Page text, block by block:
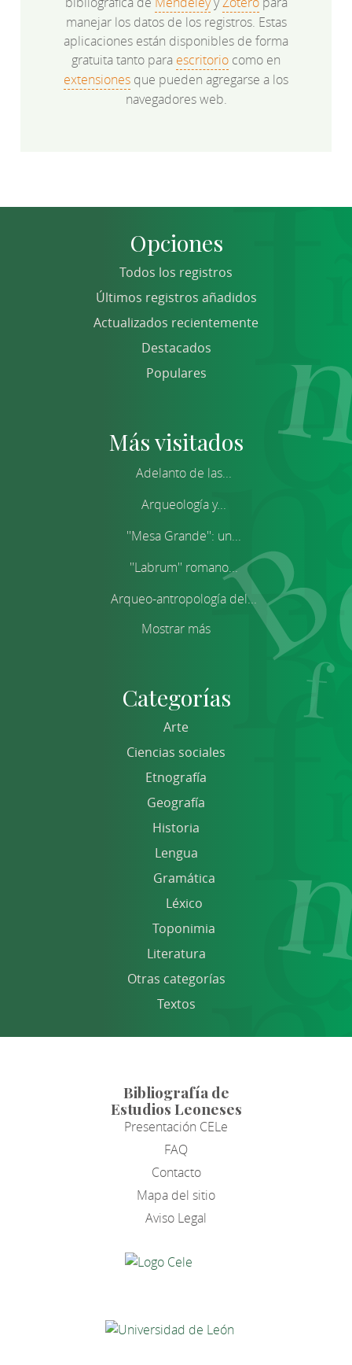
manejar los datos de los registros. Estas
aplicaciones están disponibles de forma
gratuita tanto para escritorio como en
extensiones que pueden agregarse a los
navegadores web.
Opciones
Todos los registros
Últimos registros añadidos
Actualizados recientemente
Destacados
Populares
Más visitados
Adelanto de las...
Arqueología y...
''Mesa Grande'': un...
''Labrum'' romano...
Arqueo-antropología del...
Mostrar más
Categorías
Arte
Ciencias sociales
Etnografía
Geografía
Historia
Lengua
Gramática
Léxico
Toponimia
Literatura
Otras categorías
Textos
Bibliografía de
Estudios Leoneses
Presentación CELe
FAQ
Contacto
Mapa del sitio
Aviso Legal